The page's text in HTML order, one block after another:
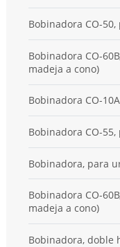
Bobinadora CO-
Bobinadora CO-
madeja a cono)
Bobinadora CO-
Bobinadora CO-
Bobinadora, para
Bobinadora CO-
madeja a cono)
Bobinadora, doble